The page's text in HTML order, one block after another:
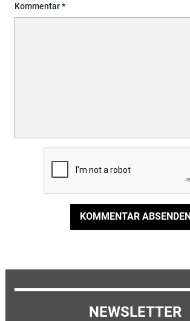
Kommentar
KOMMENTAR ABSENDEN
NEWSLETTER